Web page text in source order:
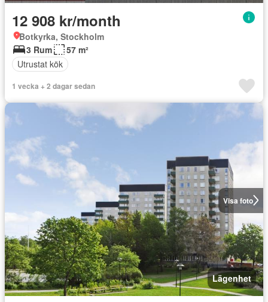
12 908 kr/month
Botkyrka, Stockholm
3 Rum
57 m²
Utrustat kök
1 vecka + 2 dagar sedan
Visa foto
Lägenhet